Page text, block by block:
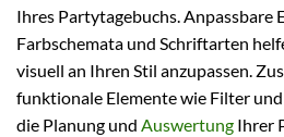
Ihres Partytagebuchs. Anpassbare
Farbschemata und Schriftarten
visuell an Ihren Stil anzupassen.
funktionale Elemente wie Filter
die Planung und Auswertung Ihrer